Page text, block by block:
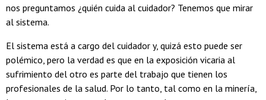
nos preguntamos ¿quién cuida al cuidador? Tenemos que mirar
al sistema.
El sistema está a cargo del cuidador y, quizá esto puede ser
polémico, pero la verdad es que en la exposición vicaria al
sufrimiento del otro es parte del trabajo que tienen los
profesionales de la salud. Por lo tanto, tal como en la minería,